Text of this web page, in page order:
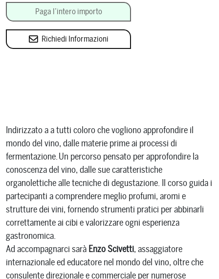
Paga l’intero importo
Richiedi Informazioni
Indirizzato a a tutti coloro che vogliono approfondire il
mondo del vino, dalle materie prime ai processi di
fermentazione. Un percorso pensato per approfondire la
conoscenza del vino, dalle sue caratteristiche
organolettiche alle tecniche di degustazione. Il corso guida i
partecipanti a comprendere meglio profumi, aromi e
strutture dei vini, fornendo strumenti pratici per abbinarli
correttamente ai cibi e valorizzare ogni esperienza
gastronomica.
Ad accompagnarci sarà Enzo Scivetti, assaggiatore
internazionale ed educatore nel mondo del vino, oltre che
consulente direzionale e commerciale per numerose